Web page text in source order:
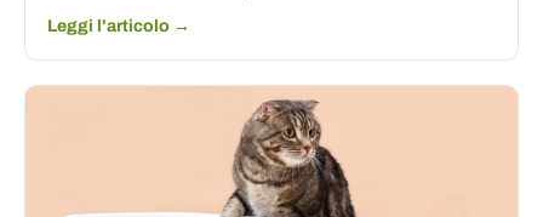
Leggi l'articolo →